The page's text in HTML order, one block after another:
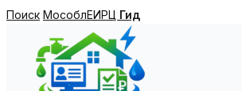
Перейти
содержимому
Поиск МособлЕИРЦ Гид